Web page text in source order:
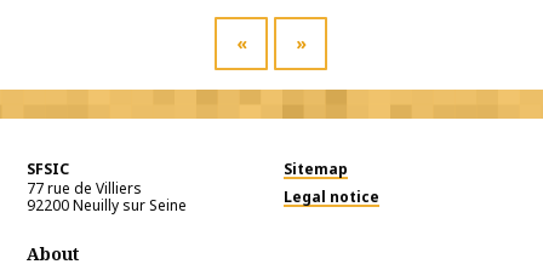
« »
SFSIC
77 rue de Villiers
92200Neuilly sur Seine
Sitemap
Legal notice
About